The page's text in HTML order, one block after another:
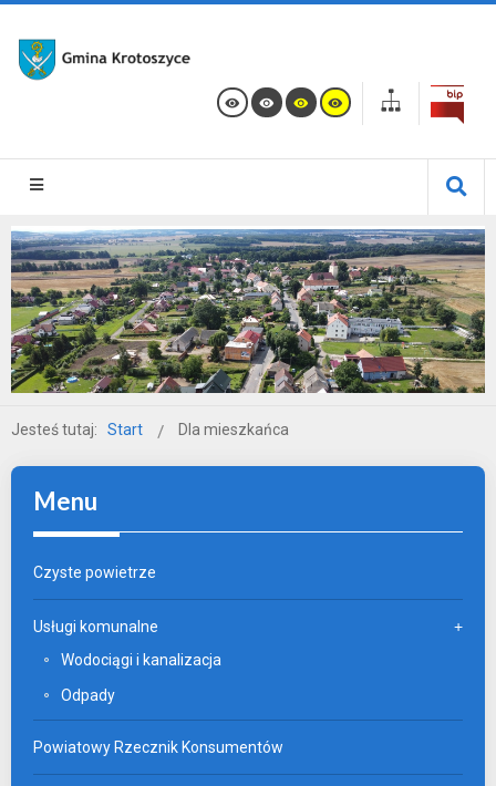
Jesteś tutaj: Start Dla mieszkańca
Menu
Czyste powietrze
Usługi komunalne
Wodociągi i kanalizacja
Odpady
Powiatowy Rzecznik Konsumentów